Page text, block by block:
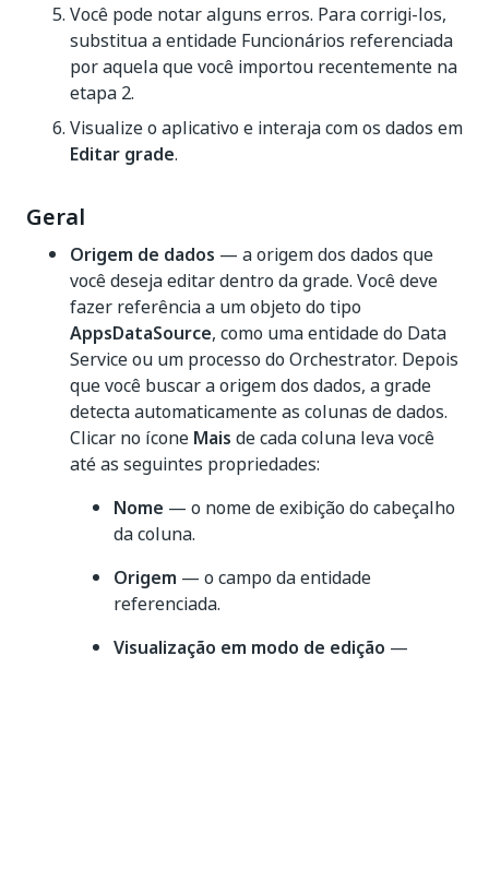
Você pode notar alguns erros. Para corrigi-los,
substitua a entidade Funcionários referenciada
por aquela que você importou recentemente na
etapa 2.
Visualize o aplicativo e interaja com os dados em
Editar grade.
Geral
Origem de dados — a origem dos dados que
você deseja editar dentro da grade. Você deve
fazer referência a um objeto do tipo
AppsDataSource, como uma entidade do Data
Service ou um processo do Orchestrator. Depois
que você buscar a origem dos dados, a grade
detecta automaticamente as colunas de dados.
Clicar no ícone Mais de cada coluna leva você
até as seguintes propriedades:
Nome — o nome de exibição do cabeçalho
da coluna.
Origem — o campo da entidade
referenciada.
Visualização em modo de edição —